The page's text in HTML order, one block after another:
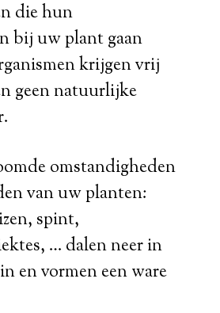
die hun
bij uw plant gaan
krijgen vrij
geen natuurlijke
omstandigheden
van uw planten:
spint,
… dalen neer in
en vormen een ware